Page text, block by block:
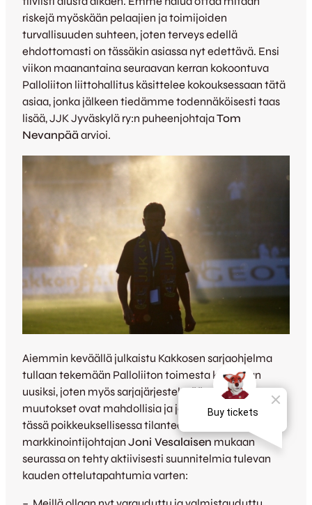
riskejä myöskään pelaajien ja toimijoiden
turvallisuuden suhteen, joten terveys edellä
ehdottomasti on tässäkin asiassa nyt edettävä. Ensi
viikon maanantaina seuraavan kerran kokoontuva
Palloliiton liittohallitus käsittelee kokouksessaan tätä
asiaa, jonka jälkeen tiedämme todennäköisesti taas
lisää, JJK Jyväskylä ry:n puheenjohtajaTom
Nevanpää arvioi.
Aiemmin keväällä julkaistu Kakkosen sarjaohjelma
tullaan tekemään Palloliiton toimesta kokonaan
uusiksi, joten myös sarjajärjestelmään tulevat
muutokset ovat mahdollisia ja jopa todennäköisiä
tässä poikkeuksellisessa tilanteessa. JJK:n myynti- ja
markkinointijohtajan Joni Vesalaisenmukaan
seurassa on tehty aktiivisesti suunnitelmia tulevan
kauden ottelutapahtumia varten: